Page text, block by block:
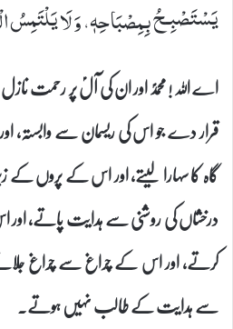
یَسْتَصْبِـحُ بِمِصْبَاحِهٖ، وَ لَا یَلْتَمِسُ
اے اللہ ! محمدؐ اور ان کی آلؑ پر رحمت
قرار دے جو اس کی ریسمان سے وابستہ،
گاہ کا سہارا لیتے، اور اس کے پروں کے
درخشاں کی روشنی سے ہدایت پاتے، اور
کرتے، اور اس کے چراغ سے چراغ
سے ہدایت کے طالب نہیں ہوتے۔